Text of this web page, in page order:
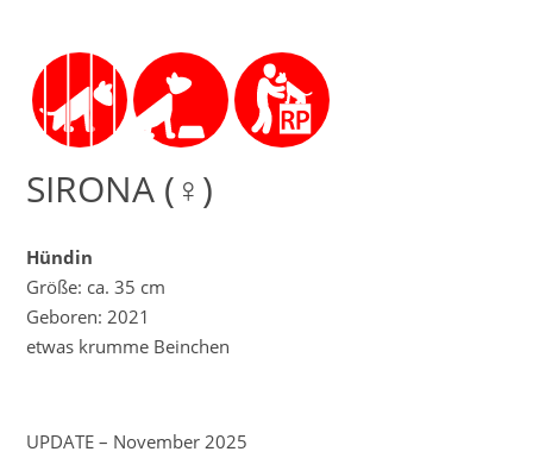
SIRONA (♀)
Hündin
Größe: ca. 35 cm
Geboren: 2021
etwas krumme Beinchen
UPDATE – November 2025